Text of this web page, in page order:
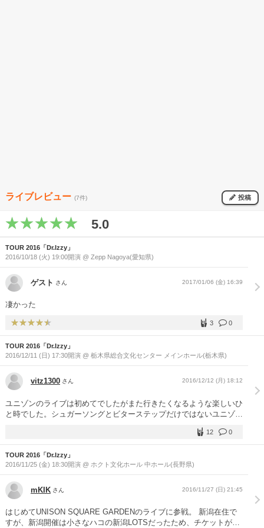
ライブレビュー (7件) 投稿
5.0
TOUR 2016「Dr.Izzy」
2016/10/18 (火) 19:00開演 @ Zepp Nagoya(愛知県)
ゲスト さん 2017/01/06 (金) 16:39
凄かった
0
3
TOUR 2016「Dr.Izzy」
2016/12/11 (日) 17:30開演 @ 栃木県総合文化センター メインホール(栃木県)
vitz1300 さん 2016/12/12 (月) 18:12
ユニゾンのライブは初めてでしたがまた行きたくなるような楽しいひ
と時でした。シュガーソングとビターステップだけではないユニゾン
0
12
TOUR 2016「Dr.Izzy」
2016/11/25 (金) 18:30開演 @ ホクト文化ホール 中ホール(長野県)
mKIK さん 2016/11/27 (日) 21:45
はじめてUNISON SQUARE GARDENのライブに参戦。 新潟在住で
すが、新潟開催は小さなハコの新潟LOTSだったため、チケットがや